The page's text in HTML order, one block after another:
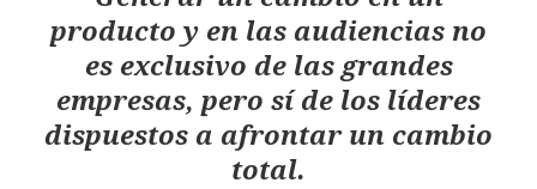
producto y en las audiencias no
es exclusivo de las grandes
empresas, pero sí de los líderes
dispuestos a afrontar un cambio
total.